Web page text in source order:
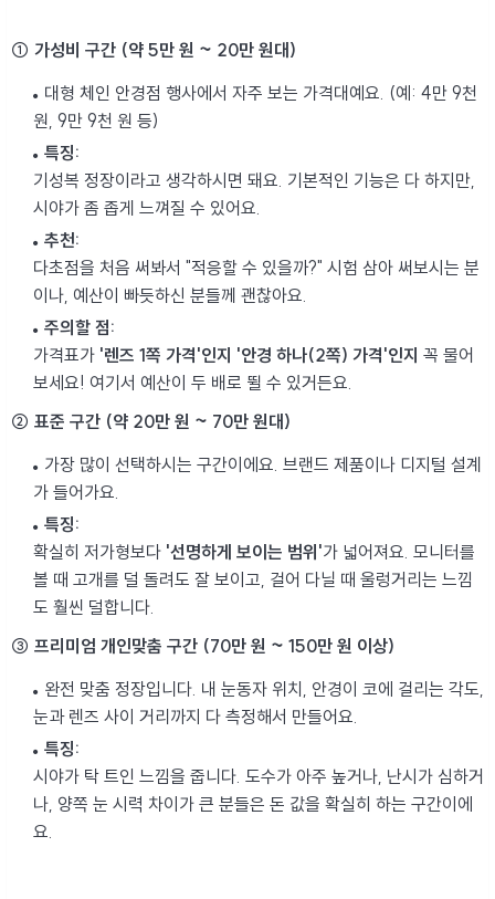
① 가성비 구간 (약 5만 원 ~ 20만 원대)
대형 체인 안경점 행사에서 자주 보는 가격대예요. (예: 4만 9천
원, 9만 9천 원 등)
특징:
기성복 정장이라고 생각하시면 돼요. 기본적인 기능은 다 하지만,
시야가 좀 좁게 느껴질 수 있어요.
추천:
다초점을 처음 써봐서 "적응할 수 있을까?" 시험 삼아 써보시는 분
이나, 예산이 빠듯하신 분들께 괜찮아요.
주의할 점:
가격표가 '렌즈 1쪽 가격'인지 '안경 하나(2쪽) 가격'인지 꼭 물어
보세요! 여기서 예산이 두 배로 뛸 수 있거든요.
② 표준 구간 (약 20만 원 ~ 70만 원대)
가장 많이 선택하시는 구간이에요. 브랜드 제품이나 디지털 설계
가 들어가요.
특징:
확실히 저가형보다 '선명하게 보이는 범위'가 넓어져요. 모니터를
볼 때 고개를 덜 돌려도 잘 보이고, 걸어 다닐 때 울렁거리는 느낌
도 훨씬 덜합니다.
③ 프리미엄 개인맞춤 구간 (70만 원 ~ 150만 원 이상)
완전 맞춤 정장입니다. 내 눈동자 위치, 안경이 코에 걸리는 각도,
눈과 렌즈 사이 거리까지 다 측정해서 만들어요.
특징:
시야가 탁 트인 느낌을 줍니다. 도수가 아주 높거나, 난시가 심하거
나, 양쪽 눈 시력 차이가 큰 분들은 돈 값을 확실히 하는 구간이에
요.